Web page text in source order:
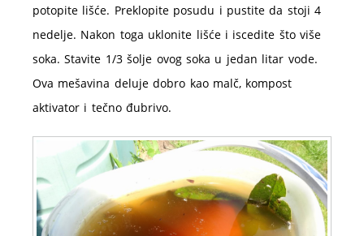
potopite lišće. Preklopite posudu i pustite da stoji 4
nedelje. Nakon toga uklonite lišće i iscedite što više
soka. Stavite 1/3 šolje ovog soka u jedan litar vode.
Ova mešavina deluje dobro kao malč, kompost
aktivator i tečno đubrivo.